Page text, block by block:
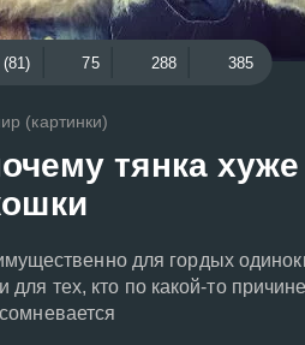
75 288 385
(картинки)
тянка хуже
для гордых
для тех, кто по какой-то